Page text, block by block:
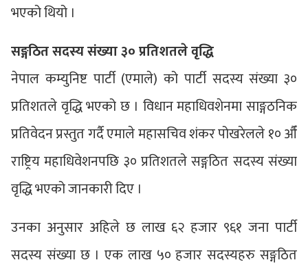
भएको थियो ।
सङ्गठित सदस्य संख्या ३० प्रतिशतले वृद्धि
नेपाल कम्युनिष्ट पार्टी (एमाले) को पार्टी सदस्य संख्या ३०
प्रतिशतले वृद्धि भएको छ । विधान महाधिवशेनमा साङ्गठनिक
प्रतिवेदन प्रस्तुत गर्दै एमाले महासचिव शंकर पोखरेलले १० औँ
राष्ट्रिय महाधिवेशनपछि ३० प्रतिशतले सङ्गठित सदस्य संख्या
वृद्धि भएको जानकारी दिए ।
उनका अनुसार अहिले छ लाख ६२ हजार ९६१ जना पार्टी
सदस्य संख्या छ । एक लाख ५० हजार सदस्यहरु सङ्गठित